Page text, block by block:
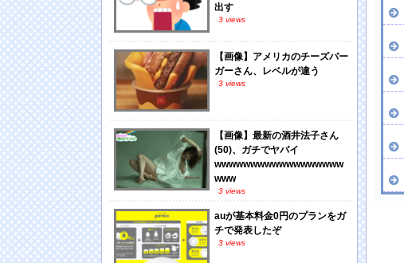
出す
3 views
【画像】アメリカのチーズバー
ガーさん、レベルが違う
3 views
【画像】最新の酒井法子さん
(50)、ガチでヤバイ
wwwwwwwwwwwwwwwwww
www
3 views
auが基本料金0円のプランをガ
チで発表したぞ
3 views